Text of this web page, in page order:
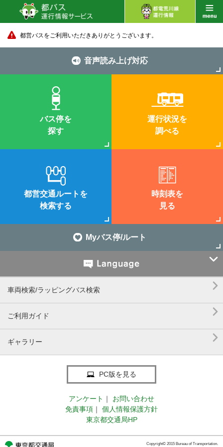
都営バスをご利用いただきありがとうございます。
音声読み上げ対応
バス停を
探す
運行状況を
調べる
都営交通ルートを
検索する
時刻表を
見る
Myバス停/ルート

車両検索/ラッピングバス検索 
ご利用ガイド 
ギャラリー 
PC版を見る
アンケート ｜
お問い合わせ
免責事項 ｜
個人情報保護方針
東京都交通局HP
Copyright© 2015 Bureau of Transportation.